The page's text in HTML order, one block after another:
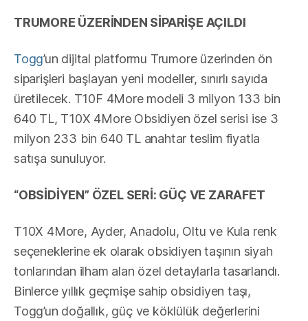
TRUMORE ÜZERİNDEN SİPARİŞE AÇILDI
Togg’un dijital platformu Trumore üzerinden ön
siparişleri başlayan yeni modeller, sınırlı sayıda
üretilecek. T10F 4More modeli 3 milyon 133 bin
640 TL, T10X 4More Obsidiyen özel serisi ise 3
milyon 233 bin 640 TL anahtar teslim fiyatla
satışa sunuluyor.
“OBSİDİYEN” ÖZEL SERİ: GÜÇ VE ZARAFET
T10X 4More, Ayder, Anadolu, Oltu ve Kula renk
seçeneklerine ek olarak obsidiyen taşının siyah
tonlarından ilham alan özel detaylarla tasarlandı.
Binlerce yıllık geçmişe sahip obsidiyen taşı,
Togg’un doğallık, güç ve köklülük değerlerini